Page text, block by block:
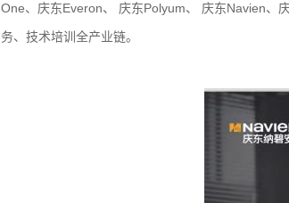
One、庆东Everon、 庆东Polyum、 庆东Navien、
务、技术培训全产业链。